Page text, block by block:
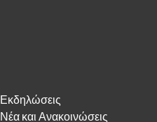
Εκδηλώσεις
Νέα και Ανακοινώσεις